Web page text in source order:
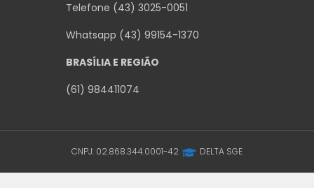
Telefone (43) 3025-0051
Whatsapp (43) 99154-1370
BRASÍLIA E REGIÃO
(61) 984411074
CNPJ: 02.868.344.0001-42 DELTA SGE